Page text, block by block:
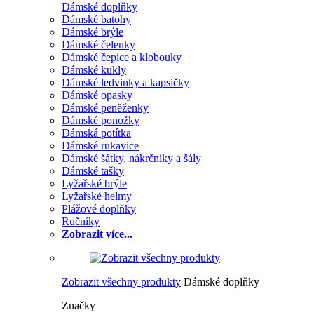
Dámské doplňky
Dámské batohy
Dámské brýle
Dámské čelenky
Dámské čepice a klobouky
Dámské kukly
Dámské ledvinky a kapsičky
Dámské opasky
Dámské peněženky
Dámské ponožky
Dámská potítka
Dámské rukavice
Dámské šátky, nákrčníky a šály
Dámské tašky
Lyžařské brýle
Lyžařské helmy
Plážové doplňky
Ručníky
Zobrazit více...
Zobrazit všechny produkty Dámské doplňky
Značky